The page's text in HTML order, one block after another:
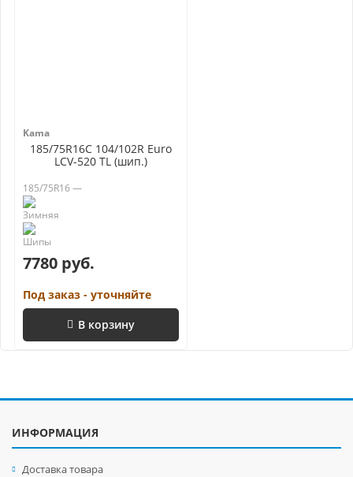
Kama
185/75R16C 104/102R Euro
LCV-520 TL (шип.)
185/75R16 —
7780 руб.
Под заказ - уточняйте
В корзину
ИНФОРМАЦИЯ
Доставка товара